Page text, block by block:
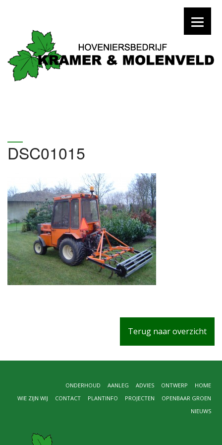
DSC01015
Terug naar overzicht
HOME
ONTWERP
ADVIES
AANLEG
ONDERHOUD
OPENBAAR GROEN
PROJECTEN
PLANTINFO
CONTACT
WIE ZIJN WIJ
NIEUWS